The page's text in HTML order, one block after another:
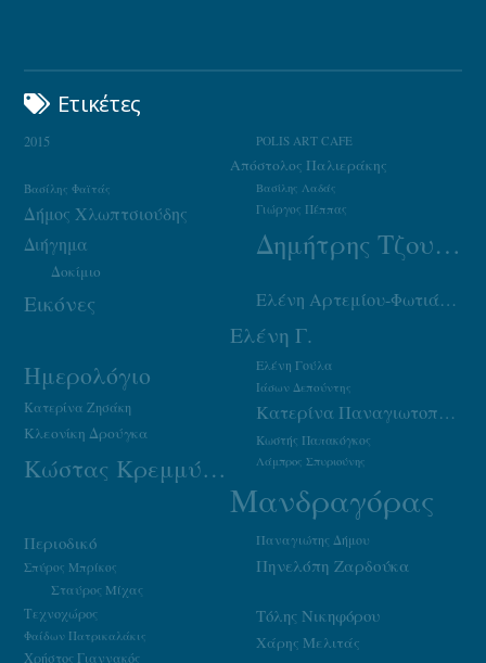
Ετικέτες
2015 POLIS ART CAFE
Απόστολος Παλιεράκης
Βασίλης Λαδάς
Βασίλης Φαϊτάς
Γιώργος Πέππας
Δήμος Χλωπτσιούδης
Δημήτρης Τζουμάκας
Διήγημα
Δοκίμιο
Εικόνες Ελένη Αρτεμίου-Φωτιάδου
Ελένη Γ.
Ελένη Γούλα
Ημερολόγιο Ιάσων Δεπούντης
Κατερίνα Ζησάκη Κατερίνα Παναγιωτοπούλου
Κλεονίκη Δρούγκα Κωστής Παπακόγκος
Κώστας Κρεμμύδας Λάμπρος Σπυριούνης
Μανδραγόρας
Παναγιώτης Δήμου
Περιοδικό
Πηνελόπη Ζαρδούκα
Σπύρος Μπρίκος
Σταύρος Μίχας
Τεχνοχώρος
Τόλης Νικηφόρου
Φαίδων Πατρικαλάκις Χάρης Μελιτάς
Χρήστος Γιαννακός